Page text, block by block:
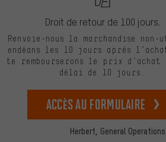
Herbert, General
Droit de retour de 100 jours.
Renvoie-nous la marchandise
endéans les 10 jours après
te rembourserons le prix d’achat
délai de 10 jours.
Accès au formulaire